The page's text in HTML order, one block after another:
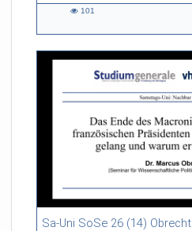
101
Sa-Uni SoSe 26 (14) Obrecht
46:53 duration